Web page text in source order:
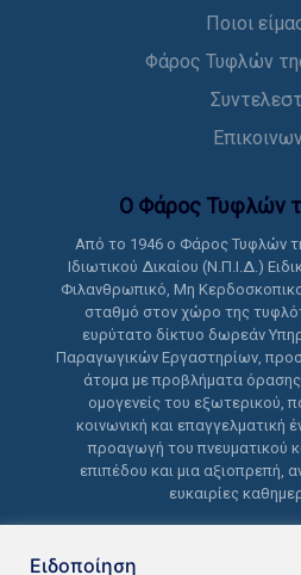
Ποιοι
Φάρος Τυφλών
Ο Φάρος Τυφλών
Από το 1946 ο Φάρος Τυφλών
Ιδιωτικού Δικαίου (Ν.Π.Ι.Δ.)
Φιλανθρωπικό, Μη
σταθμό στον χώρο της
ευρύτατο δίκτυο δωρεάν
Παραγωγικών Εργαστηρίων,
άτομα με προβλήματα
ομογενείς του εξωτερικού,
κοινωνική και επαγγελματική
προαγωγή του πνευματικού
επιπέδου και μια αξιοπρεπή,
ευκαιρίες
Ειδοποίηση